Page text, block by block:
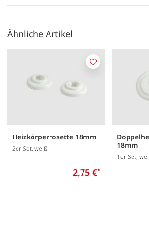
Ähnliche Artikel
Heizkörperrosette 18mm
2er Set, weiß
2,75 €*
Merken
18mm
1er Set,